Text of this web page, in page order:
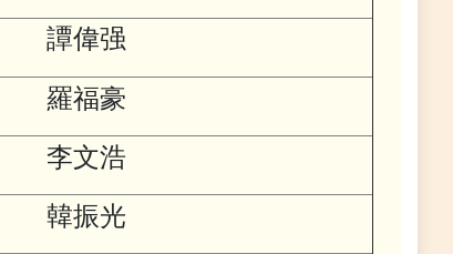
譚偉强
羅福豪
李文浩
韓振光